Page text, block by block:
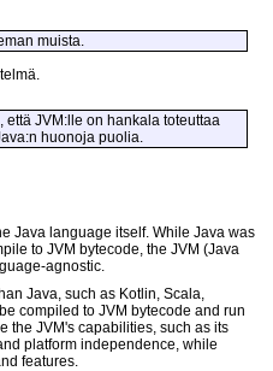
muista.
että JVM:lle on hankala toteuttaa
huonoja puolia.
Java language itself. While Java was
to JVM bytecode, the JVM (Java
agnostic.
Java, such as Kotlin, Scala,
compiled to JVM bytecode and run
the JVM's capabilities, such as its
platform independence, while
features.